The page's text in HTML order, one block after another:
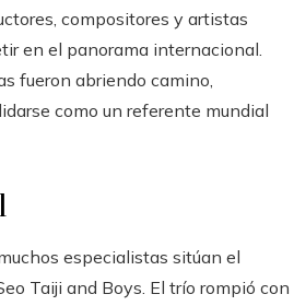
compositores y artistas
en el panorama internacional.
fueron abriendo camino,
como un referente mundial
especialistas sitúan el
Taiji and Boys. El trío rompió con